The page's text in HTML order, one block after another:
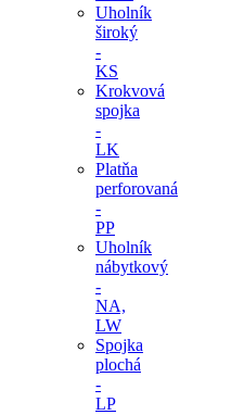
Uholník
široký
-
KS
Krokvová
spojka
-
LK
Platňa
perforovaná
-
PP
Uholník
nábytkový
-
NA,
LW
Spojka
plochá
-
LP